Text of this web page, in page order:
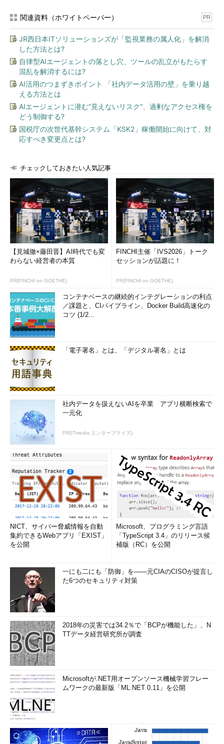
関連資料（ホワイトペーパー） PR
JR西日本ITソリューションズが「監視業務の属人化」を解消
した方法とは?
自律型AIエージェントの落とし穴、ツールの乱立がもたらす
混乱を解消するには?
AI活用のつまずきポイント 「社内データ活用の壁」を乗り越
える方法とは
AIエージェントに潜む“見えないリスク”、過剰なアクセス権を
どう制御する?
国税庁の次世代基幹システム「KSK2」稼働開始に向けて、対
応すべき変更点とは?
チェックしておきたい人気記事
【見城徹×藤田晋】AI時代でも変
わらない経営者の本質
PR(FINCHI on GOETHE)
FINCHI主催「IVS2026」トーク
セッションが話題に！
PR(FINCHI on GOETHE)
コンテナベースの継続的インテグレーションの利点
／課題と、CIパイプライン、Docker Build高速化の
コツ (1/2...
「電子署名」とは、「デジタル署名」とは
社内データを扱えないAIを卒業 アプリ横断検索で
一元化
PR(ITmedia エンタープライズ)
NICT、サイバー脅威情報を自動
集約できるWebアプリ「EXIST」
を公開
Microsoft、プログラミング言語
「TypeScript 3.4」のリリース候
補版（RC）を公開
一にも二にも「防御」を――元CIAのCISOが提言し
た6つのセキュリティ対策
2018年の災害では34.2％で「BCPが機能した」、N
TTデータ経営研究所が調査
Microsoftが.NET用オープンソース機械学習フレー
ムワークの最新版「ML.NET 0.11」を公開